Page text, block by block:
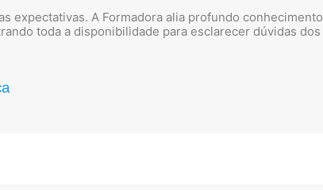
expectativas. A Formadora alia profundo conhecimento
toda a disponibilidade para esclarecer dúvidas dos